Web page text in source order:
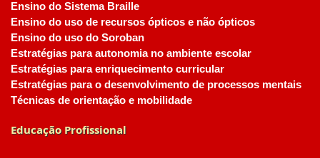
Ensino do Sistema Braille
Ensino do uso de recursos ópticos e não ópticos
Ensino do uso do Soroban
Estratégias para autonomia no ambiente escolar
Estratégias para enriquecimento curricular
Estratégias para o desenvolvimento de processos mentais
Técnicas de orientação e mobilidade
Educação Profissional